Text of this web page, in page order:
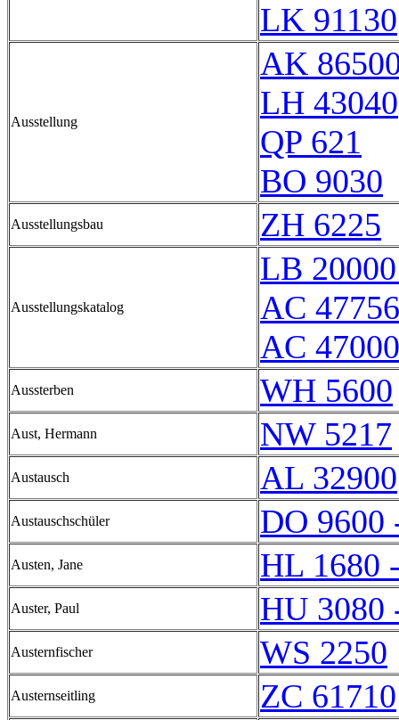
LK 91130
Ausstellung
AK
LH 43040
QP 621
BO 9030
Ausstellungsbau ZH 6225
Ausstellungskatalog
LB
AC 47756
AC
Aussterben WH 5600
Aust, Hermann NW 5217
Austausch AL 32900
Austauschschüler DO 9600
Austen, Jane HL 1680
Auster, Paul HU 3080
Austernfischer WS 2250
Austernseitling ZC 61710